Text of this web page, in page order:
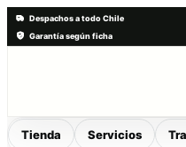
Despachos a todo Chile
Garantía según ficha
Tienda Servicios